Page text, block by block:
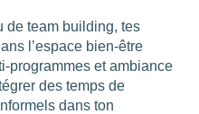
de team building, tes
l’espace bien-être
programmes et ambiance
des temps de
dans ton